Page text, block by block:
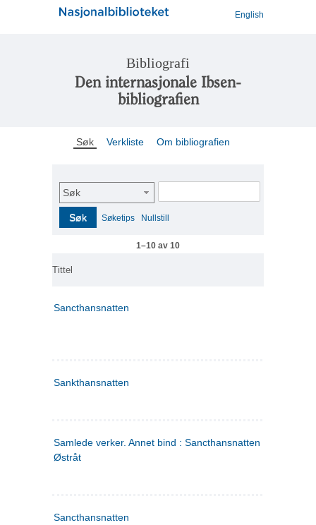
English
Bibliografi
Den internasjonale Ibsen-
bibliografien
Søk Verkliste Om bibliografien
Søk
Søk Søketips Nullstill
1–10 av 10
Tittel
Sancthansnatten
Sankthansnatten
Samlede verker. Annet bind : Sancthansnatten ; Fru Inger
Østråt
Sancthansnatten